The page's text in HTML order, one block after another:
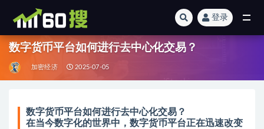
登录
数字货币平台如何进行去中心化交易？
加密经济 2025-07-05
数字货币平台如何进行去中心化交易？
在当今数字化的世界中，数字货币平台正在迅速改变